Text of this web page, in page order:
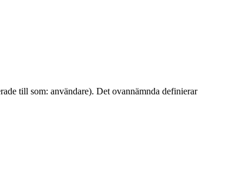
till som: användare). Det ovannämnda definierar